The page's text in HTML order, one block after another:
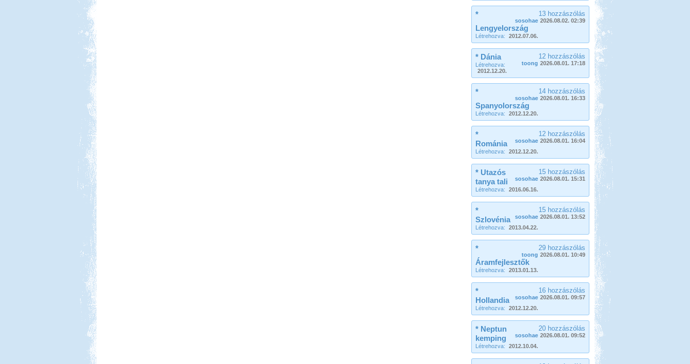
13 hozzászólás
sosohae 2026.08.02. 02:39
*
Lengyelország
Létrehozva: 2012.07.06.
12 hozzászólás
toong 2026.08.01. 17:18
* Dánia
Létrehozva:
2012.12.20.
14 hozzászólás
sosohae 2026.08.01. 16:33
*
Spanyolország
Létrehozva: 2012.12.20.
12 hozzászólás
sosohae 2026.08.01. 16:04
*
Románia
Létrehozva: 2012.12.20.
15 hozzászólás
sosohae 2026.08.01. 15:31
* Utazós
tanya tali
Létrehozva: 2016.06.16.
15 hozzászólás
sosohae 2026.08.01. 13:52
*
Szlovénia
Létrehozva: 2013.04.22.
29 hozzászólás
toong 2026.08.01. 10:49
*
Áramfejlesztők
Létrehozva: 2013.01.13.
16 hozzászólás
sosohae 2026.08.01. 09:57
*
Hollandia
Létrehozva: 2012.12.20.
20 hozzászólás
sosohae 2026.08.01. 09:52
* Neptun
kemping
Létrehozva: 2012.10.04.